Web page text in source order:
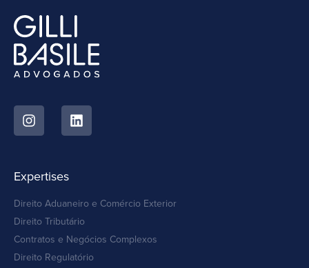
Expertises
Direito Aduaneiro e Comércio Exterior
Direito Tributário
Contratos e Negócios Complexos
Direito Regulatório